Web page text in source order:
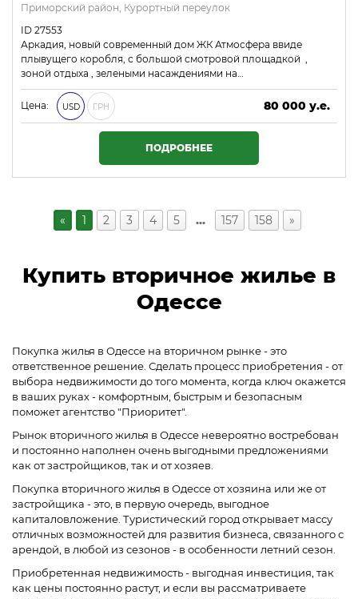
Приморский район, Курортный переулок
ID 27553
Аркадия, новый современный дом ЖК Атмосфера ввиде
плывущего коробля, с большой смотровой площадкой ,
зоной отдыха , зелеными насаждениями на…
Цена: USD ГРН
80 000 у.е.
3 440 000 ₴
ПОДРОБНЕЕ
« 1 2 3 4 5 … 157 158 »
Купить вторичное жилье в
Одессе
Покупка жилья в Одессе на вторичном рынке - это
ответственное решение. Сделать процесс приобретения - от
выбора недвижимости до того момента, когда ключ окажется
в ваших руках - комфортным, быстрым и безопасным
поможет агентство "Приоритет".
Рынок вторичного жилья в Одессе невероятно востребован
и постоянно наполнен очень выгодными предложениями
как от застройщиков, так и от хозяев.
Покупка вторичного жилья в Одессе от хозяина или же от
застройщика - это, в первую очередь, выгодное
капиталовложение. Туристический город открывает массу
отличных возможностей для развития бизнеса, связанного с
арендой, в любой из сезонов - в особенности летний сезон.
Приобретенная недвижимость - выгодная инвестиция, так
как цены постоянно растут, и если вы рассматриваете